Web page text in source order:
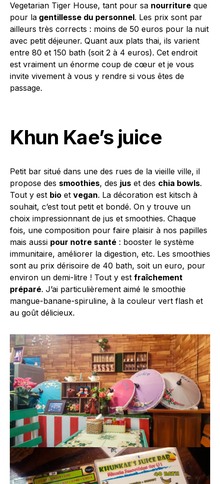
Vegetarian Tiger House, tant pour sa nourriture que
pour la gentillesse du personnel. Les prix sont par
ailleurs très corrects : moins de 50 euros pour la nuit
avec petit déjeuner. Quant aux plats thai, ils varient
entre 80 et 150 bath (soit 2 à 4 euros). Cet endroit
est vraiment un énorme coup de cœur et je vous
invite vivement à vous y rendre si vous êtes de
passage.
Khun Kae’s juice
Petit bar situé dans une des rues de la vieille ville, il
propose des smoothies, des jus et des chia bowls.
Tout y est bio et vegan. La décoration est kitsch à
souhait, c’est tout petit et bondé. On y trouve un
choix impressionnant de jus et smoothies. Chaque
fois, une composition pour faire plaisir à nos papilles
mais aussi pour notre santé : booster le système
immunitaire, améliorer la digestion, etc. Les smoothies
sont au prix dérisoire de 40 bath, soit un euro, pour
environ un demi-litre ! Tout y est fraîchement
préparé. J’ai particulièrement aimé le smoothie
mangue-banane-spiruline, à la couleur vert flash et
au goût délicieux.